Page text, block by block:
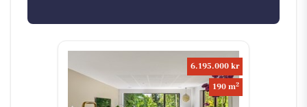
6.195.000 kr
190 m2